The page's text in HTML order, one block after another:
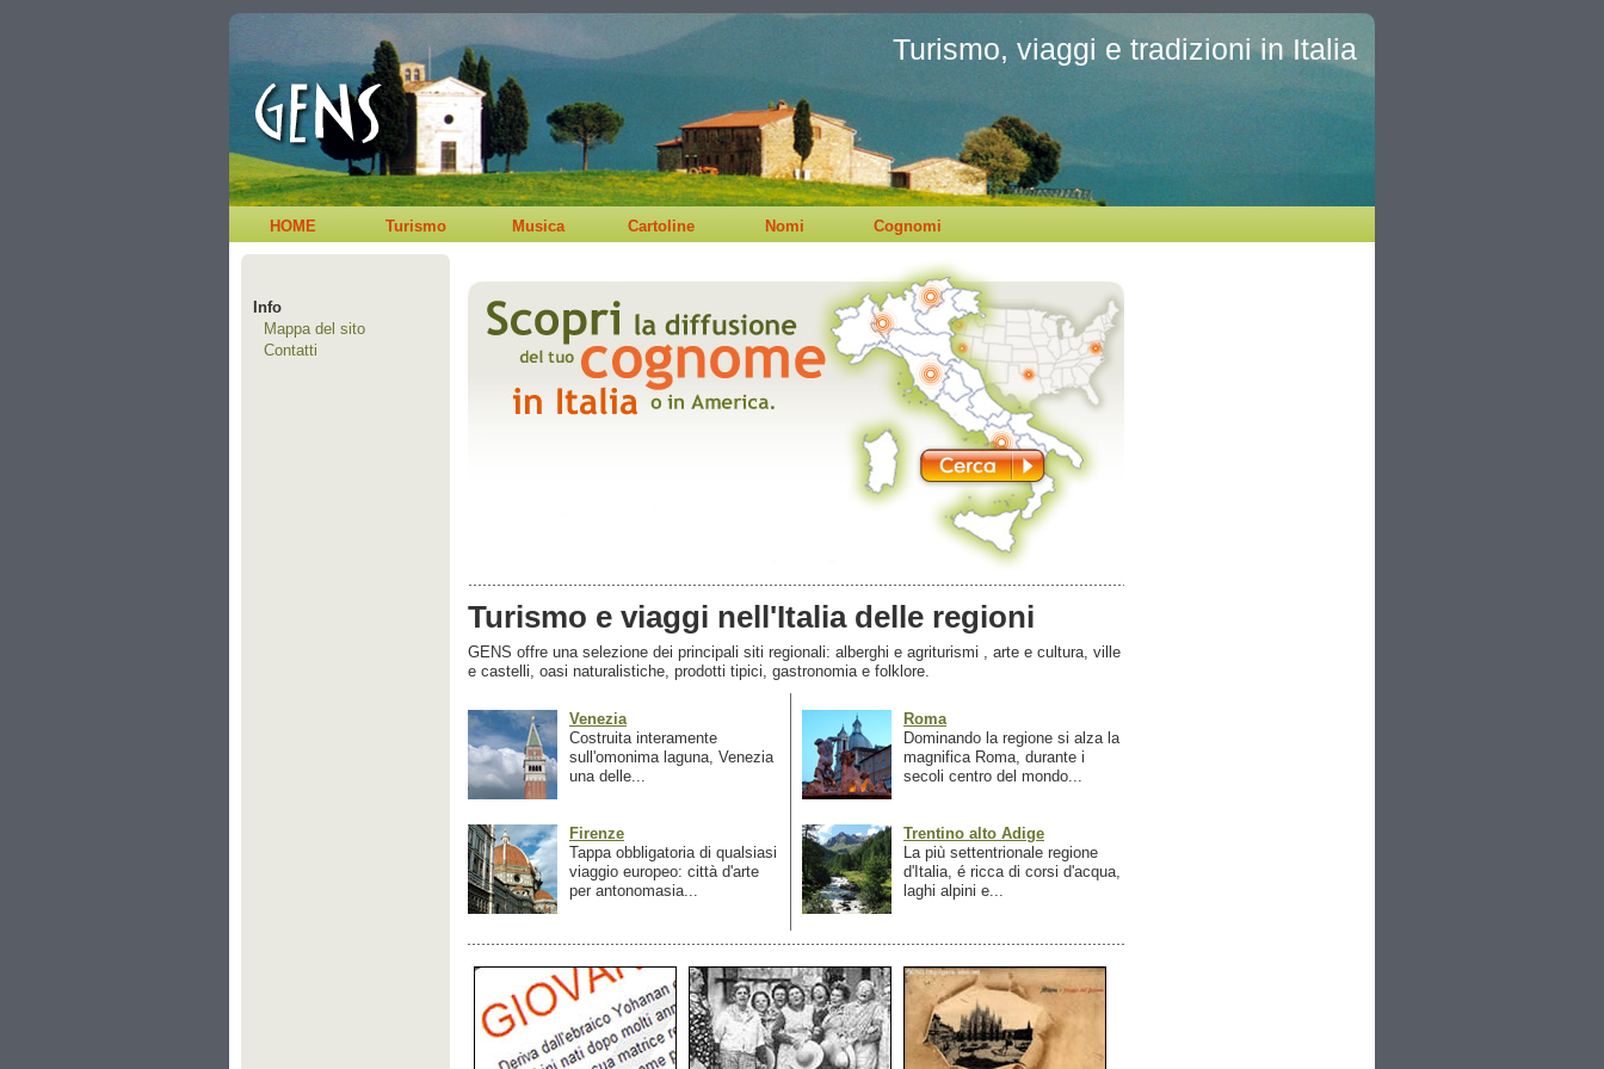
Turismo, viaggi e tradizioni in Italia
HOME Turismo Musica Cartoline Nomi Cognomi
Info
Mappa del sito
Contatti
Turismo e viaggi nell'Italia delle regioni
GENS offre una selezione dei principali siti regionali: alberghi e agriturismi , arte e cultura, ville
e castelli, oasi naturalistiche, prodotti tipici, gastronomia e folklore.
Venezia
Costruita interamente
sull'omonima laguna, Venezia
una delle...
Firenze
Tappa obbligatoria di qualsiasi
viaggio europeo: città d'arte
per antonomasia...
Roma
Dominando la regione si alza la
magnifica Roma, durante i
secoli centro del mondo...
Trentino alto Adige
La più settentrionale regione
d'Italia, é ricca di corsi d'acqua,
laghi alpini e...